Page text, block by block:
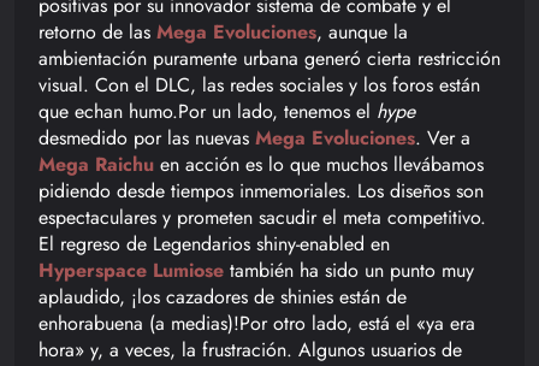
retorno de las Mega Evoluciones, aunque la
ambientación puramente urbana generó cierta restricción
visual. Con el DLC, las redes sociales y los foros están
que echan humo.Por un lado, tenemos el hype
desmedido por las nuevas Mega Evoluciones. Ver a
Mega Raichu en acción es lo que muchos llevábamos
pidiendo desde tiempos inmemoriales. Los diseños son
espectaculares y prometen sacudir el meta competitivo.
El regreso de Legendarios shiny-enabled en
Hyperspace Lumiose también ha sido un punto muy
aplaudido, ¡los cazadores de shinies están de
enhorabuena (a medias)!Por otro lado, está el «ya era
hora» y, a veces, la frustración. Algunos usuarios de